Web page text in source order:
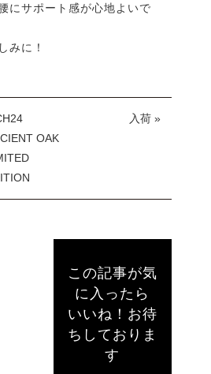
にサポート感が心地よいで
みに！
OAK
入荷 »
この記事が気
に入ったら
いいね！お待
ちしておりま
す